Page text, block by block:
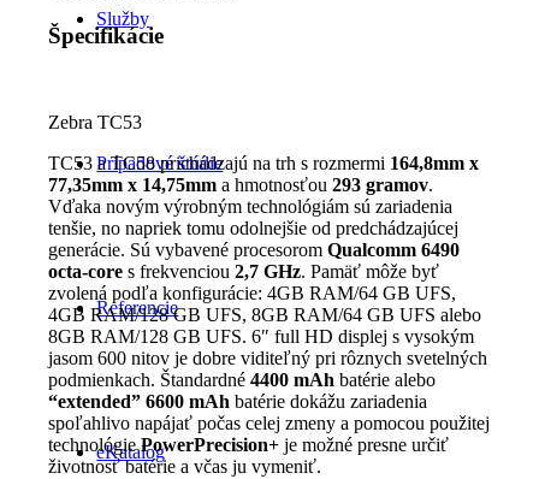
Služby
Prípadové štúdie
Referencie
eKatalog
Špecifikácie
Zebra TC53
TC53 a TC58 prichádzajú na trh s rozmermi 164,8mm x
77,35mm x 14,75mm a hmotnosťou293 gramov.
Vďaka novým výrobným technológiám sú zariadenia
tenšie, no napriek tomu odolnejšie od predchádzajúcej
generácie. Sú vybavené procesoromQualcomm 6490
octa-core s frekvenciou2,7 GHz. Pamäť môže byť
zvolená podľa konfigurácie: 4GB RAM/64 GB UFS,
4GB RAM/128 GB UFS, 8GB RAM/64 GB UFS alebo
8GB RAM/128 GB UFS. 6″ full HD displej s vysokým
jasom 600 nitov je dobre viditeľný pri rôznych svetelných
podmienkach. Štandardné4400 mAh batérie alebo
“extended” 6600 mAh batérie dokážu zariadenia
spoľahlivo napájať počas celej zmeny a pomocou použitej
technológiePowerPrecision+ je možné presne určiť
životnosť batérie a včas ju vymeniť.